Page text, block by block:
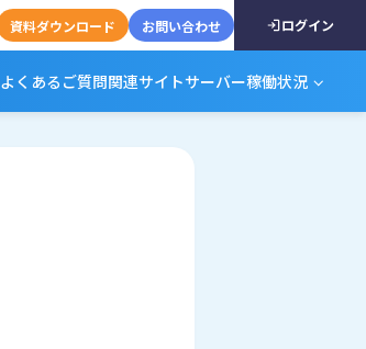
資料ダウンロード お問い合わせ ログイン
よくあるご質問関連サイトサーバー稼働状況